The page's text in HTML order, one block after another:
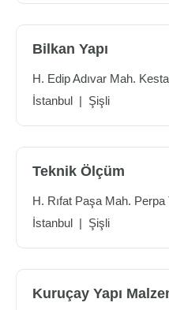
Bilkan Yapı
H. Edip Adıvar Mah.
İstanbul | Şişli
Teknik Ölçüm
H. Rıfat Paşa Mah.
İstanbul | Şişli
Kuruçay Yapı